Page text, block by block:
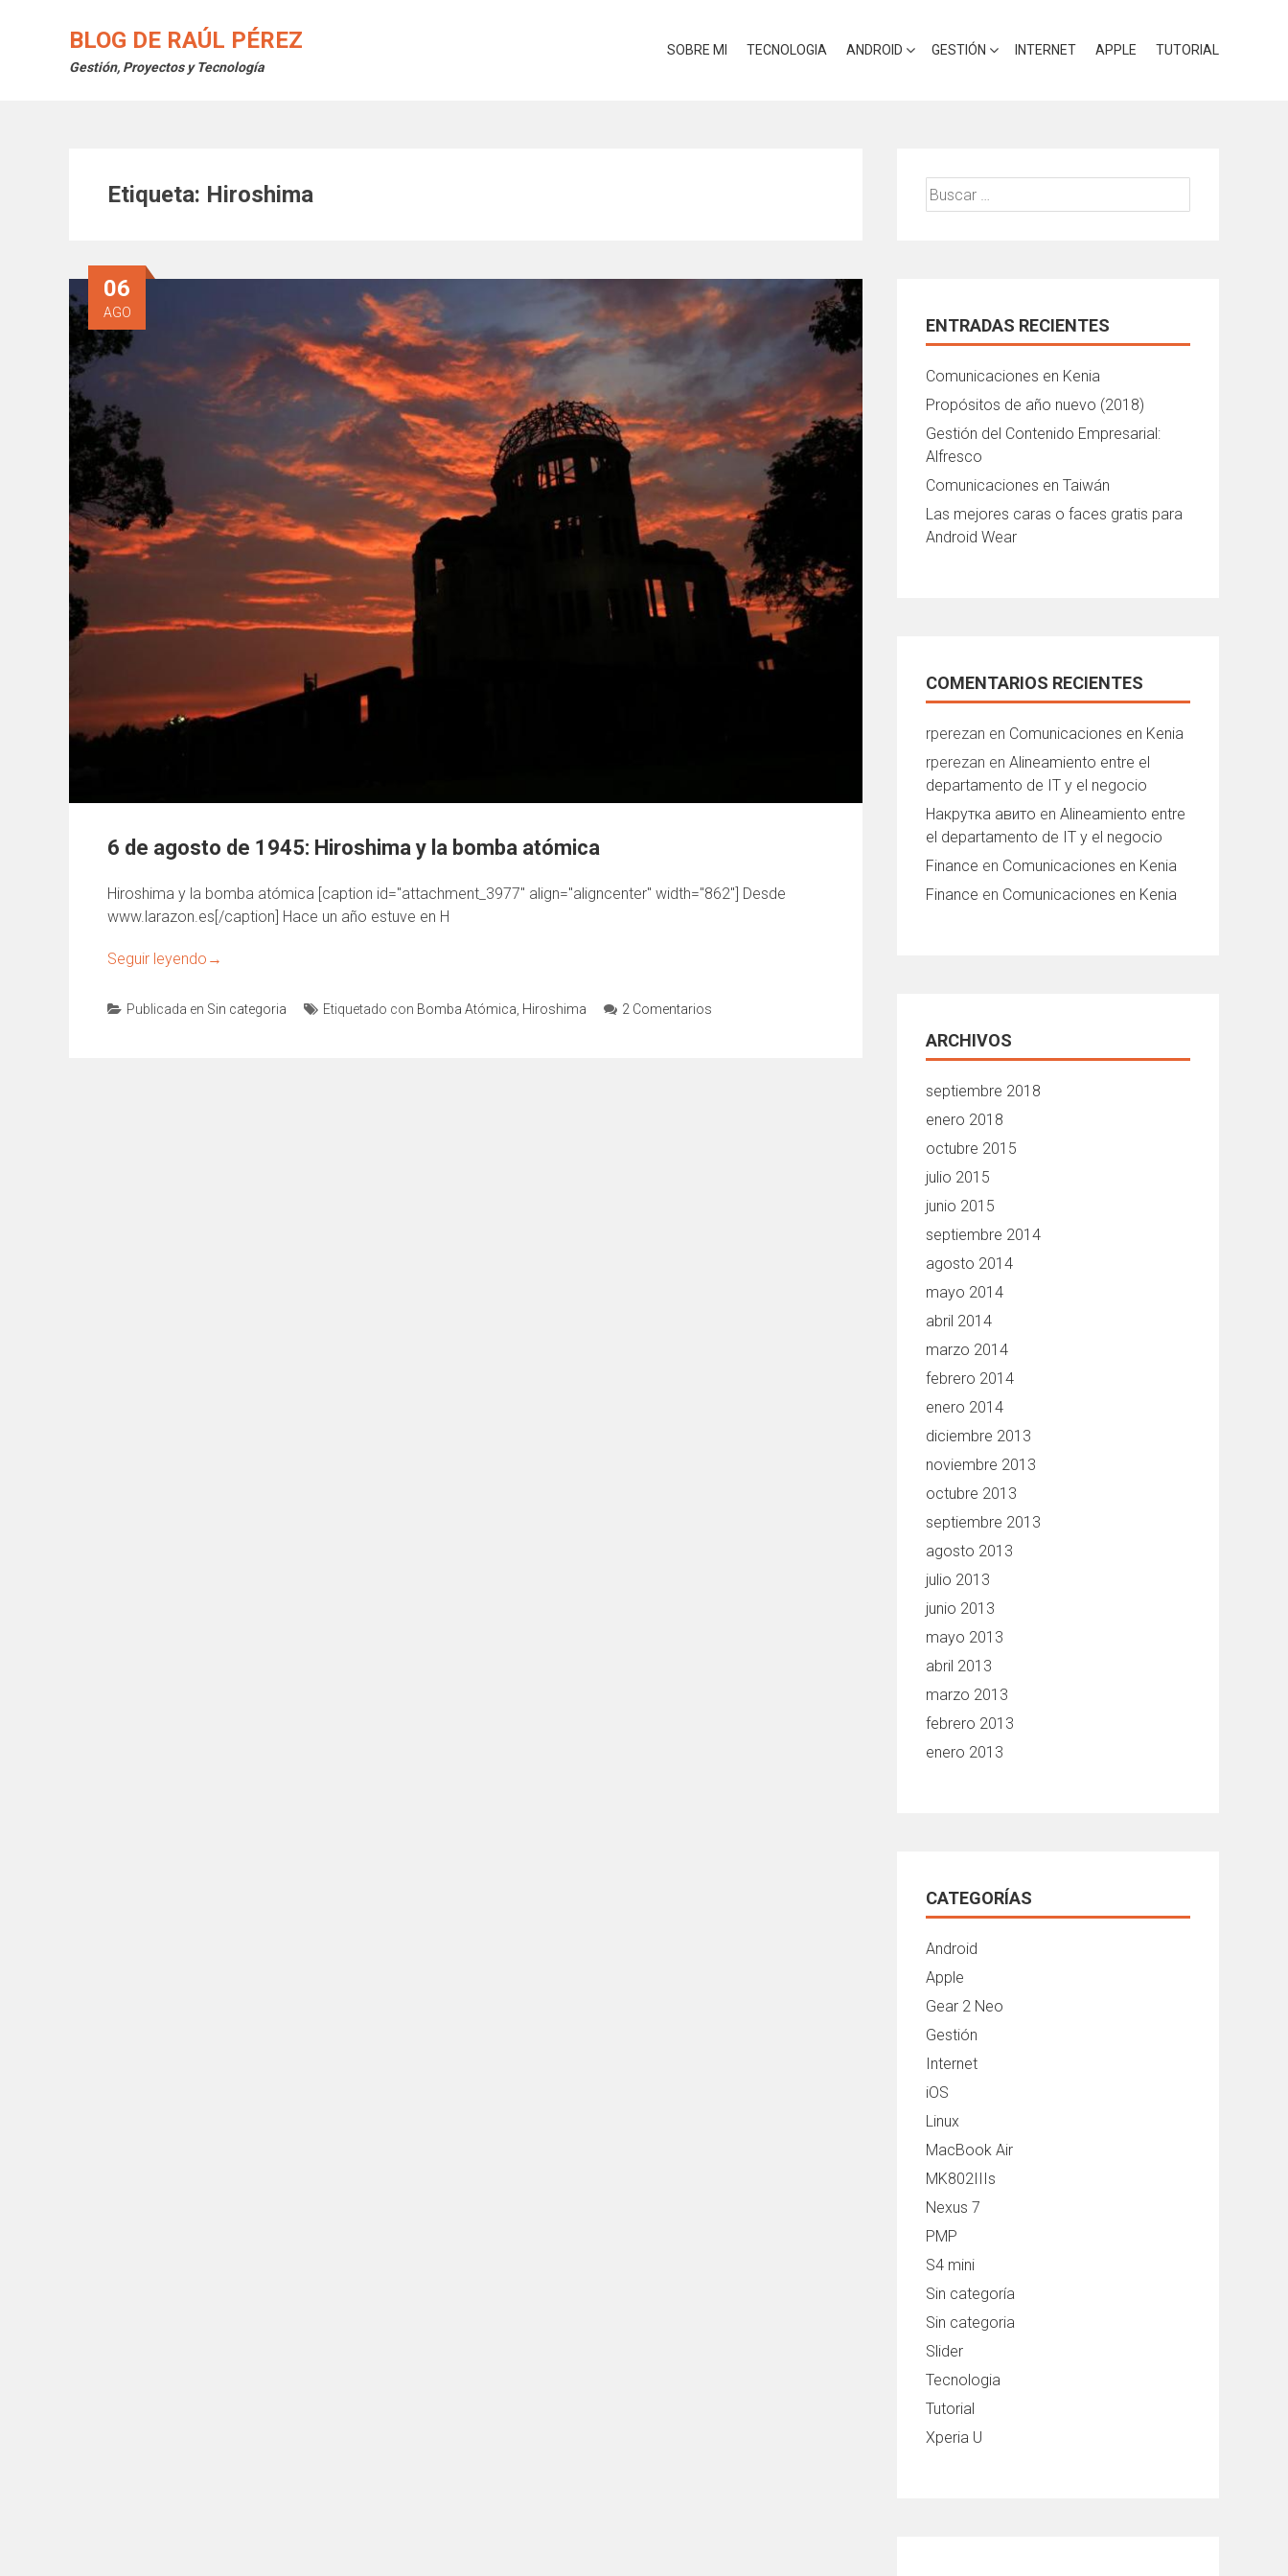
BLOG DE RAÚL PÉREZ
Gestión, Proyectos y Tecnología
SOBRE MI TECNOLOGIA ANDROID GESTIÓN INTERNET APPLE TUTORIAL
Etiqueta: Hiroshima
06
AGO
6 de agosto de 1945: Hiroshima y la bomba atómica
Hiroshima y la bomba atómica [caption id="attachment_3977" align="aligncenter" width="862"] Desde
www.larazon.es[/caption] Hace un año estuve en H
Seguir leyendo →
Publicada en Sin categoria Etiquetado con Bomba Atómica Hiroshima 2 Comentarios
Buscar:
ENTRADAS RECIENTES
Comunicaciones en Kenia
Propósitos de año nuevo (2018)
Gestión del Contenido Empresarial:
Alfresco
Comunicaciones en Taiwán
Las mejores caras o faces gratis para
Android Wear
COMENTARIOS RECIENTES
rperezan en Comunicaciones en Kenia
rperezan en Alineamiento entre el
departamento de IT y el negocio
Накрутка авито en Alineamiento entre
el departamento de IT y el negocio
Finance en Comunicaciones en Kenia
Finance en Comunicaciones en Kenia
ARCHIVOS
septiembre 2018
enero 2018
octubre 2015
julio 2015
junio 2015
septiembre 2014
agosto 2014
mayo 2014
abril 2014
marzo 2014
febrero 2014
enero 2014
diciembre 2013
noviembre 2013
octubre 2013
septiembre 2013
agosto 2013
julio 2013
junio 2013
mayo 2013
abril 2013
marzo 2013
febrero 2013
enero 2013
CATEGORÍAS
Android
Apple
Gear 2 Neo
Gestión
Internet
iOS
Linux
MacBook Air
MK802IIIs
Nexus 7
PMP
S4 mini
Sin categoría
Sin categoria
Slider
Tecnologia
Tutorial
Xperia U